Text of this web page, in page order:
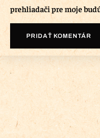
prehliadači pre moje